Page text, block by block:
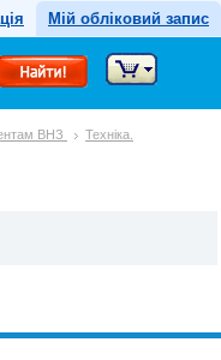
Мій обліковий запис
ВНЗ
Техніка.